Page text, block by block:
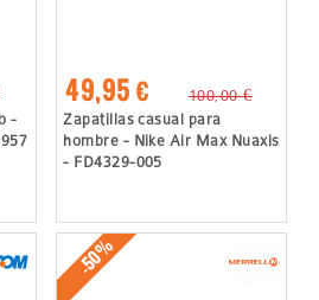
-
49,95 €
100,00 €
Zapatillas casual para
hombre - Nike Air Max Nuaxis
- FD4329-005
-50%